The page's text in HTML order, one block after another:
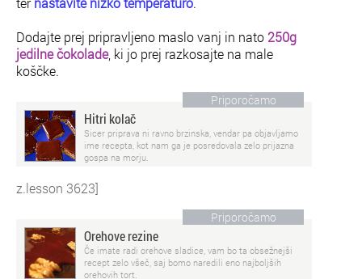
Dodajte prej pripravljeno maslo vanj in nato 250g
jedilne čokolade, ki jo prej razkosajte na male
koščke.
Priporočamo
Hitri kolač
Sicer priprava ni ravno brzinska, vendar pa objavljamo
ime recepta, kot nam ga je posredovala zelo prijazna
gospa na morju.
z.lesson 3623]
Priporočamo
Orehove rezine
Če imate radi orehove sladice, vam bo ta obsežnejši
recept zelo všeč, saj bomo naredili eno najboljših
orehovih tort.